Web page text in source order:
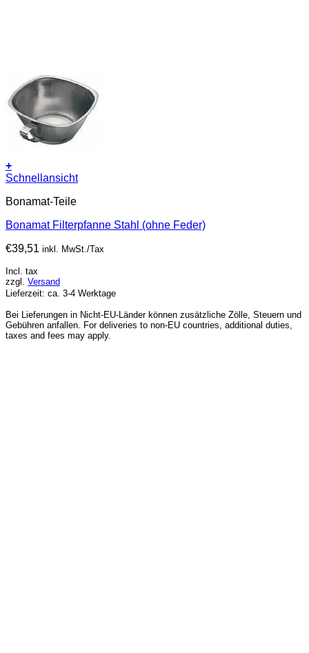
+
Schnellansicht
Bonamat-Teile
Bonamat Filterpfanne Stahl (ohne Feder)
€39,51 inkl. MwSt./Tax
Incl. tax
zzgl. Versand
Lieferzeit: ca. 3-4 Werktage
Bei Lieferungen in Nicht-EU-Länder können zusätzliche Zölle, Steuern und
Gebühren anfallen. For deliveries to non-EU countries, additional duties,
taxes and fees may apply.